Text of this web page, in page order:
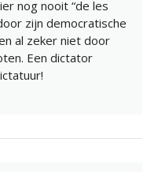
nog nooit “de les
zijn democratische
al zeker niet door
Een dictator